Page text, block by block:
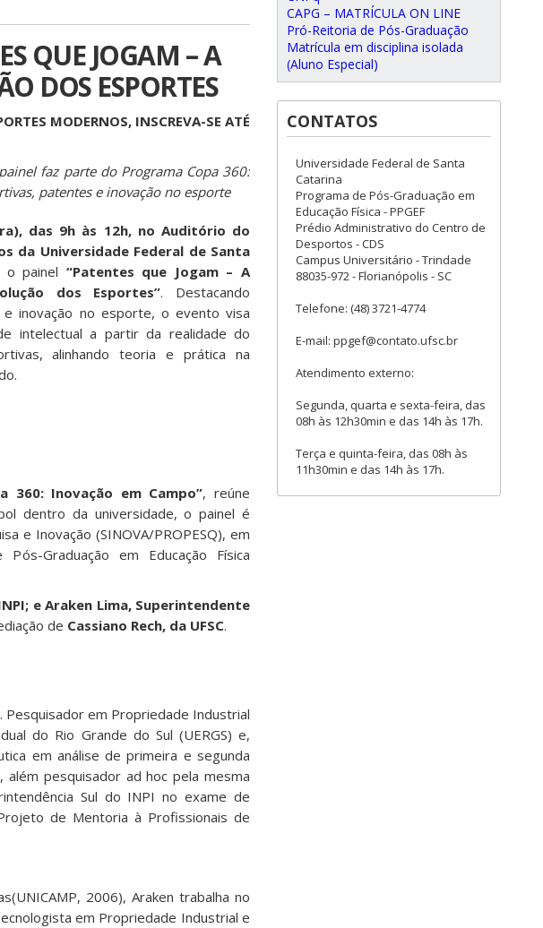
QUE JOGAM – A
DOS ESPORTES
MODERNOS, INSCREVA-SE ATÉ
faz parte do Programa Copa 360:
patentes e inovação no esporte
das 9h às 12h, no Auditório do
da Universidade Federal de Santa
o painel “Patentes que Jogam – A
dos Esportes”. Destacando
inovação no esporte, o evento visa
intelectual a partir da realidade do
alinhando teoria e prática na
360: Inovação em Campo”, reúne
dentro da universidade, o painel é
e Inovação (SINOVA/PROPESQ), em
Graduação em Educação Física
e Araken Lima, Superintendente
de Cassiano Rech, da UFSC.
Pesquisador em Propriedade Industrial
do Rio Grande do Sul (UERGS) e,
em análise de primeira e segunda
além pesquisador ad hoc pela mesma
Sul do INPI no exame de
de Mentoria à Profissionais de
2006), Araken trabalha no
em Propriedade Industrial e
CAPG – MATRÍCULA ON LINE
Pró-Reitoria de Pós-Graduação
Matrícula em disciplina isolada
(Aluno Especial)
CONTATOS
Universidade Federal de Santa
Catarina
Programa de Pós-Graduação em
Educação Física - PPGEF
Prédio Administrativo do Centro de
Desportos - CDS
Campus Universitário - Trindade
88035-972 - Florianópolis - SC
Telefone: (48) 3721-4774
E-mail: ppgef@contato.ufsc.br
Atendimento externo:
Segunda, quarta e sexta-feira, das
08h às 12h30min e das 14h às 17h.
Terça e quinta-feira, das 08h às
11h30min e das 14h às 17h.